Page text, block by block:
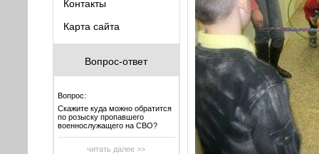
Контакты
Карта сайта
Вопрос-ответ
Вопрос:
Скажите куда можно обратится
по розыску пропавшего
военнослужащего на СВО?
читать далее >>